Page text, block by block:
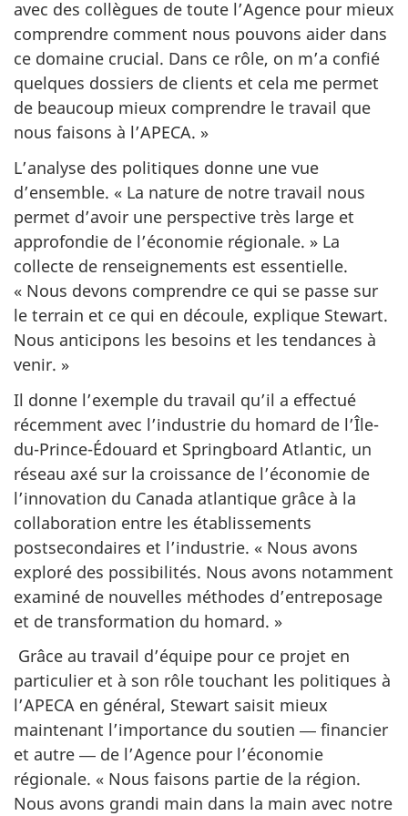
avec des collègues de toute l’Agence pour mieux
comprendre comment nous pouvons aider dans
ce domaine crucial. Dans ce rôle, on m’a confié
quelques dossiers de clients et cela me permet
de beaucoup mieux comprendre le travail que
nous faisons à l’APECA. »
L’analyse des politiques donne une vue
d’ensemble. « La nature de notre travail nous
permet d’avoir une perspective très large et
approfondie de l’économie régionale. » La
collecte de renseignements est essentielle.
« Nous devons comprendre ce qui se passe sur
le terrain et ce qui en découle, explique Stewart.
Nous anticipons les besoins et les tendances à
venir. »
Il donne l’exemple du travail qu’il a effectué
récemment avec l’industrie du homard de l’Île-
du-Prince-Édouard et Springboard Atlantic, un
réseau axé sur la croissance de l’économie de
l’innovation du Canada atlantique grâce à la
collaboration entre les établissements
postsecondaires et l’industrie. « Nous avons
exploré des possibilités. Nous avons notamment
examiné de nouvelles méthodes d’entreposage
et de transformation du homard. »
Grâce au travail d’équipe pour ce projet en
particulier et à son rôle touchant les politiques à
l’APECA en général, Stewart saisit mieux
maintenant l’importance du soutien ― financier
et autre ― de l’Agence pour l’économie
régionale. « Nous faisons partie de la région.
Nous avons grandi main dans la main avec notre